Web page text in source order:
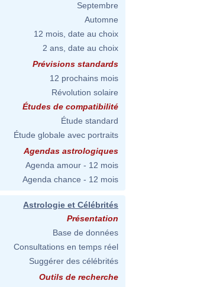
Septembre
Automne
12 mois, date au choix
2 ans, date au choix
Prévisions standards
12 prochains mois
Révolution solaire
Études de compatibilité
Étude standard
Étude globale avec portraits
Agendas astrologiques
Agenda amour - 12 mois
Agenda chance - 12 mois
Astrologie et Célébrités
Présentation
Base de données
Consultations en temps réel
Suggérer des célébrités
Outils de recherche